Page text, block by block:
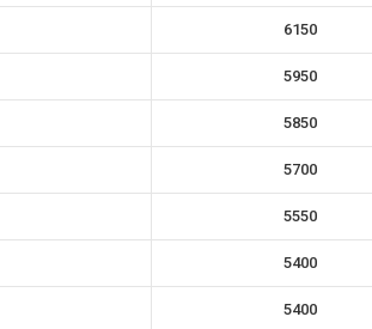
6150
5950
5850
5700
5550
5400
5400